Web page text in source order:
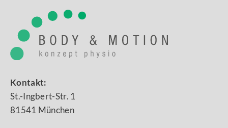
Kontakt:
St.-Ingbert-Str. 1
81541 München